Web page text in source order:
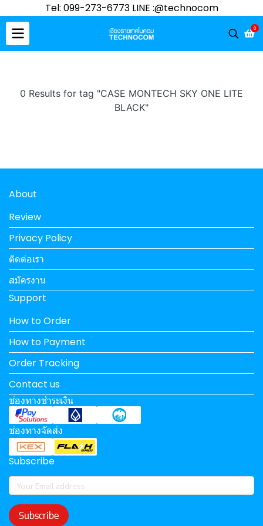
Tel: 099-273-6773 LINE :@technocom
0
0 Results for tag "CASE MONTECH SKY ONE LITE
BLACK"
About
Review
Privacy Policy
ติดต่อเรา
สมัครงาน
Support
How to Order
How to Payment
Order Tracking
Contact us
ช่องทางชำระเงิน
ช่องทางจัดส่ง
Subscribe
Subscribe